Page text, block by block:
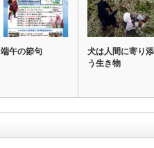
端午の節句
犬は人間に寄り添
う生き物